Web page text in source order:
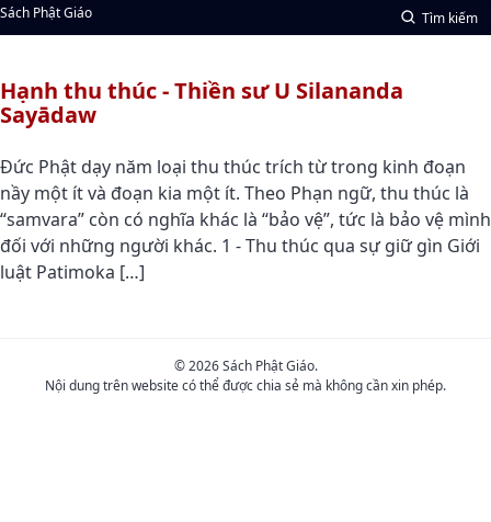
Sách Phật Giáo Tìm kiếm
Hạnh thu thúc - Thiền sư U Silananda
Sayādaw
Ðức Phật dạy năm loại thu thúc trích từ trong kinh đoạn
nầy một ít và đoạn kia một ít. Theo Phạn ngữ, thu thúc là
“samvara” còn có nghĩa khác là “bảo vệ”, tức là bảo vệ mình
đối với những người khác. 1 - Thu thúc qua sự giữ gìn Giới
luật Patimoka […]
© 2026 Sách Phật Giáo.
Nội dung trên website có thể được chia sẻ mà không cần xin phép.